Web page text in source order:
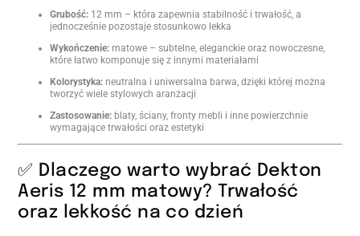
Grubość: 12 mm – która zapewnia stabilność i trwałość, a
jednocześnie pozostaje stosunkowo lekka
Wykończenie: matowe – subtelne, eleganckie oraz nowoczesne,
które łatwo komponuje się z innymi materiałami
Kolorystyka: neutralna i uniwersalna barwa, dzięki której można
tworzyć wiele stylowych aranżacji
Zastosowanie: blaty, ściany, fronty mebli i inne powierzchnie
wymagające trwałości oraz estetyki
✅ Dlaczego warto wybrać Dekton
Aeris 12 mm matowy? Trwałość
oraz lekkość na co dzień